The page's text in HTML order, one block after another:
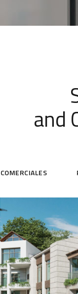
and
Beach